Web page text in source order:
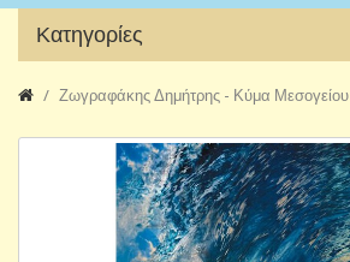
Κατηγορίες
Ζωγραφάκης Δημήτρης - Κύμα Μεσογείου